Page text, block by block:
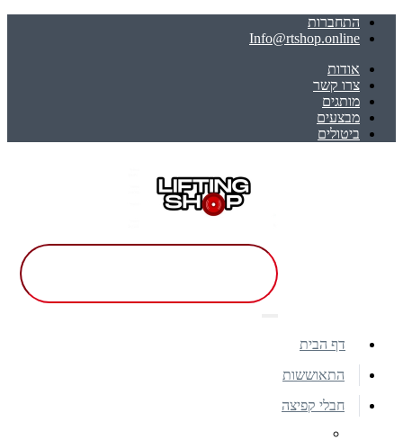
התחברות
Info@rtshop.online
אודות
צרו קשר
מותגים
מבצעים
ביטולים
דף הבית
התאוששות
חבלי קפיצה